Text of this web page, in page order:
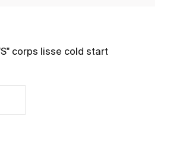
corps lisse cold start